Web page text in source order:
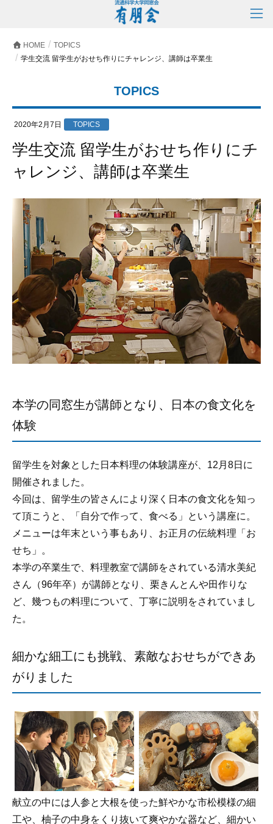
HOME
TOPICS
学生交流 留学生がおせち作りにチャレンジ、講師は卒業生
TOPICS
2020年2月7日 TOPICS
学生交流 留学生がおせち作りにチ
ャレンジ、講師は卒業生
本学の同窓生が講師となり、日本の食文化を
体験
留学生を対象とした日本料理の体験講座が、12月8日に
開催されました。
今回は、留学生の皆さんにより深く日本の食文化を知っ
て頂こうと、「自分で作って、食べる」という講座に。
メニューは年末という事もあり、お正月の伝統料理「お
せち」。
本学の卒業生で、料理教室で講師をされている清水美紀
さん（96年卒）が講師となり、栗きんとんや田作りな
ど、幾つもの料理について、丁寧に説明をされていまし
た。
細かな細工にも挑戦、素敵なおせちができあ
がりました
献立の中には人参と大根を使った鮮やかな市松模様の細
工や、柚子の中身をくり抜いて爽やかな器など、細かい